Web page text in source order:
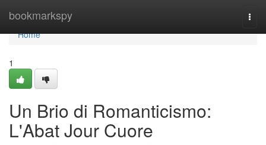
bookmarkspy
Home
Home
1
Un Brio di Romanticismo:
L'Abat Jour Cuore